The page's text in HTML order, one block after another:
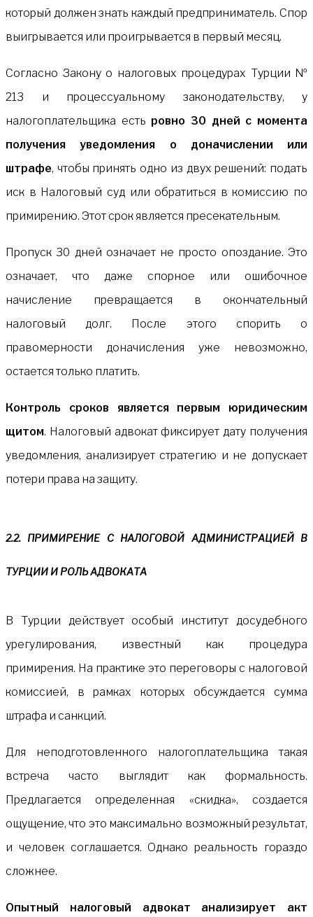
который должен знать каждый предприниматель. Спор
выигрывается или проигрывается в первый месяц.
Согласно Закону о налоговых процедурах Турции №
213 и процессуальному законодательству, у
налогоплательщика есть ровно 30 дней с момента
получения уведомления о доначислении или
штрафе, чтобы принять одно из двух решений: подать
иск в Налоговый суд или обратиться в комиссию по
примирению. Этот срок является пресекательным.
Пропуск 30 дней означает не просто опоздание. Это
означает, что даже спорное или ошибочное
начисление превращается в окончательный
налоговый долг. После этого спорить о
правомерности доначисления уже невозможно,
остается только платить.
Контроль сроков является первым юридическим
щитом. Налоговый адвокат фиксирует дату получения
уведомления, анализирует стратегию и не допускает
потери права на защиту.
2.2. ПРИМИРЕНИЕ С НАЛОГОВОЙ АДМИНИСТРАЦИЕЙ В
ТУРЦИИ И РОЛЬ АДВОКАТА
В Турции действует особый институт досудебного
урегулирования, известный как процедура
примирения. На практике это переговоры с налоговой
комиссией, в рамках которых обсуждается сумма
штрафа и санкций.
Для неподготовленного налогоплательщика такая
встреча часто выглядит как формальность.
Предлагается определенная «скидка», создается
ощущение, что это максимально возможный результат,
и человек соглашается. Однако реальность гораздо
сложнее.
Опытный налоговый адвокат анализирует акт